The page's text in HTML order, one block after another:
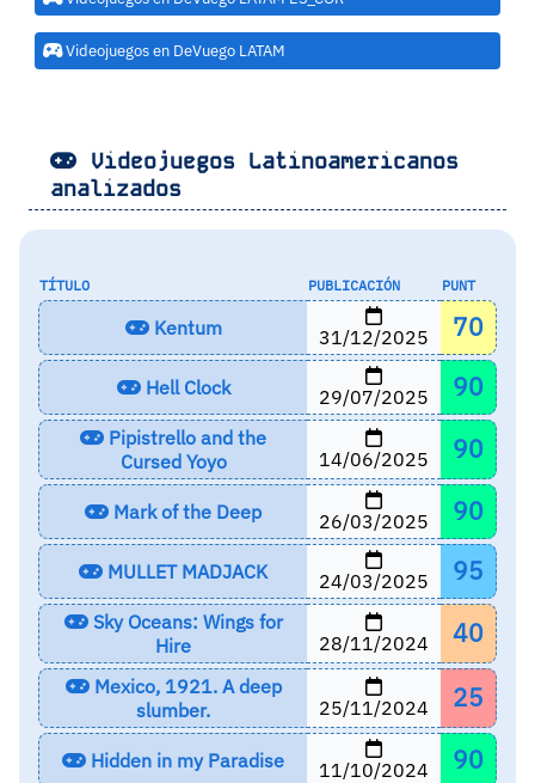
Videojuegos en DeVuego LATAM
Videojuegos Latinoamericanos
analizados
TÍTULO PUBLICACIÓN PUNT
Kentum 31/12/2025 70
Hell Clock 29/07/2025 90
Pipistrello and the
Cursed Yoyo
14/06/2025 90
Mark of the Deep 26/03/2025 90
MULLET MADJACK 24/03/2025 95
Sky Oceans: Wings for
Hire
28/11/2024 40
Mexico, 1921. A deep
slumber.
25/11/2024 25
Hidden in my Paradise 11/10/2024 90